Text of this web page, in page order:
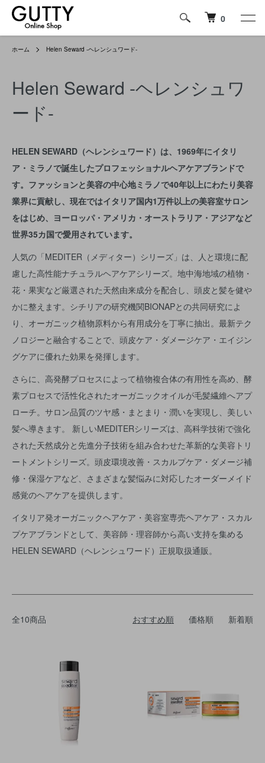
0
ホーム Helen Seward -ヘレンシュワード-
Helen Seward -ヘレンシュワ
ード-
HELEN SEWARD（ヘレンシュワード）は、1969年にイタリ
ア・ミラノで誕生したプロフェッショナルヘアケアブランドで
す。ファッションと美容の中心地ミラノで40年以上にわたり美容
業界に貢献し、現在ではイタリア国内1万件以上の美容室サロン
をはじめ、ヨーロッパ・アメリカ・オーストラリア・アジアなど
世界35カ国で愛用されています。
人気の「MEDITER（メディター）シリーズ」は、人と環境に配
慮した高性能ナチュラルヘアケアシリーズ。地中海地域の植物・
花・果実など厳選された天然由来成分を配合し、頭皮と髪を健や
かに整えます。シチリアの研究機関BIONAPとの共同研究によ
り、オーガニック植物原料から有用成分を丁寧に抽出。最新テク
ノロジーと融合することで、頭皮ケア・ダメージケア・エイジン
グケアに優れた効果を発揮します。
さらに、高発酵プロセスによって植物複合体の有用性を高め、酵
素プロセスで活性化されたオーガニックオイルが毛髪繊維へアプ
ローチ。サロン品質のツヤ感・まとまり・潤いを実現し、美しい
髪へ導きます。 新しいMEDITERシリーズは、高科学技術で強化
された天然成分と先進分子技術を組み合わせた革新的な美容トリ
ートメントシリーズ。頭皮環境改善・スカルプケア・ダメージ補
修・保湿ケアなど、さまざまな髪悩みに対応したオーダーメイド
感覚のヘアケアを提供します。
イタリア発オーガニックヘアケア・美容室専売ヘアケア・スカル
プケアブランドとして、美容師・理容師から高い支持を集める
HELEN SEWARD（ヘレンシュワード）正規取扱通販。
全10商品 おすすめ順 価格順 新着順